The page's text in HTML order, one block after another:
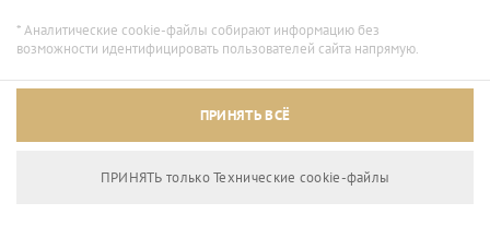
Архивный режим
* Аналитические cookie-файлы собирают информацию без
возможности идентифицировать пользователей сайта напрямую.
ПРИНЯТЬ ВСЁ
ПРИНЯТЬ только Технические сookie-файлы